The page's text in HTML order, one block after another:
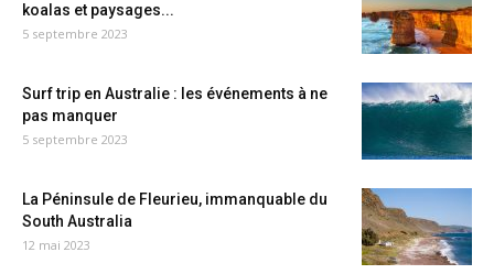
koalas et paysages...
5 septembre 2023
Surf trip en Australie : les événements à ne
pas manquer
5 septembre 2023
La Péninsule de Fleurieu, immanquable du
South Australia
12 mai 2023